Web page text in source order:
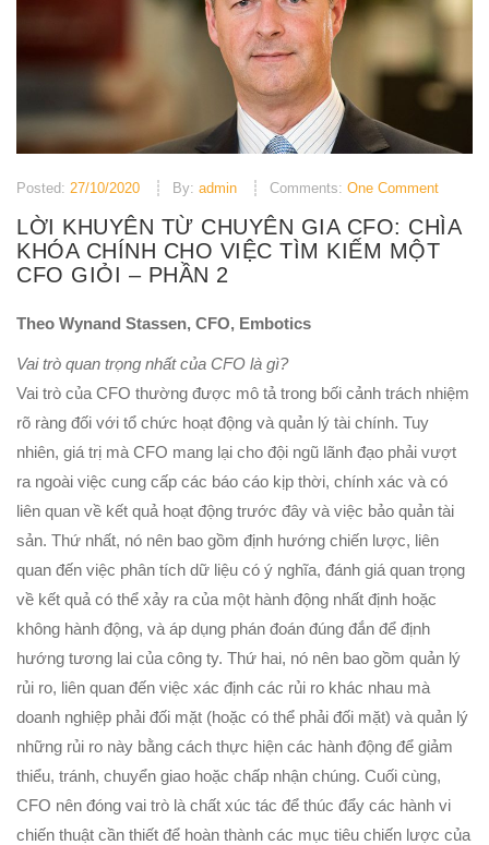
Posted: 27/10/2020 By: admin Comments: One Comment
LỜI KHUYÊN TỪ CHUYÊN GIA CFO: CHÌA
KHÓA CHÍNH CHO VIỆC TÌM KIẾM MỘT
CFO GIỎI – PHẦN 2
Theo Wynand Stassen, CFO, Embotics
Vai trò quan trọng nhất của CFO là gì?
Vai trò của CFO thường được mô tả trong bối cảnh trách nhiệm
rõ ràng đối với tổ chức hoạt động và quản lý tài chính. Tuy
nhiên, giá trị mà CFO mang lại cho đội ngũ lãnh đạo phải vượt
ra ngoài việc cung cấp các báo cáo kịp thời, chính xác và có
liên quan về kết quả hoạt động trước đây và việc bảo quản tài
sản. Thứ nhất, nó nên bao gồm định hướng chiến lược, liên
quan đến việc phân tích dữ liệu có ý nghĩa, đánh giá quan trọng
về kết quả có thể xảy ra của một hành động nhất định hoặc
không hành động, và áp dụng phán đoán đúng đắn để định
hướng tương lai của công ty. Thứ hai, nó nên bao gồm quản lý
rủi ro, liên quan đến việc xác định các rủi ro khác nhau mà
doanh nghiệp phải đối mặt (hoặc có thể phải đối mặt) và quản lý
những rủi ro này bằng cách thực hiện các hành động để giảm
thiểu, tránh, chuyển giao hoặc chấp nhận chúng. Cuối cùng,
CFO nên đóng vai trò là chất xúc tác để thúc đẩy các hành vi
chiến thuật cần thiết để hoàn thành các mục tiêu chiến lược của